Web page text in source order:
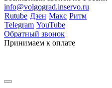
info@volgograd.inservo.ru
Rutube Дзен Макс Ритм
Telegram YouTube
Обратный звонок
Принимаем к оплате